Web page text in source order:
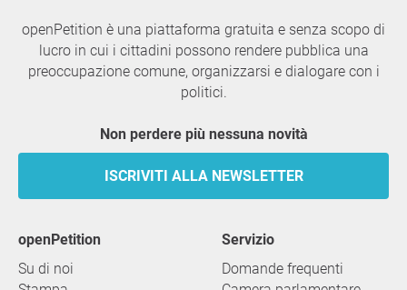
openPetition è una piattaforma gratuita e senza scopo di
lucro in cui i cittadini possono rendere pubblica una
preoccupazione comune, organizzarsi e dialogare con i
politici.
Non perdere più nessuna novità
ISCRIVITI ALLA NEWSLETTER
openPetition
Su di noi
servizio
Domande frequenti